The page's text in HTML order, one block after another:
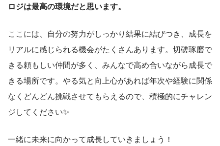
ロジは最高の環境だと思います。
ここには、自分の努力がしっかり結果に結びつき、成長を
リアルに感じられる機会がたくさんあります。切磋琢磨で
きる頼もしい仲間が多く、みんなで高め合いながら成長で
きる場所です。やる気と向上心があれば年次や経験に関係
なくどんどん挑戦させてもらえるので、積極的にチャレン
ジしてください✨
一緒に未来に向かって成長していきましょう！